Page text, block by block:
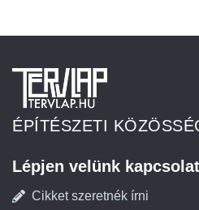
ÉPÍTÉSZETI
Lépjen velünk
Cikket szeretnék írni